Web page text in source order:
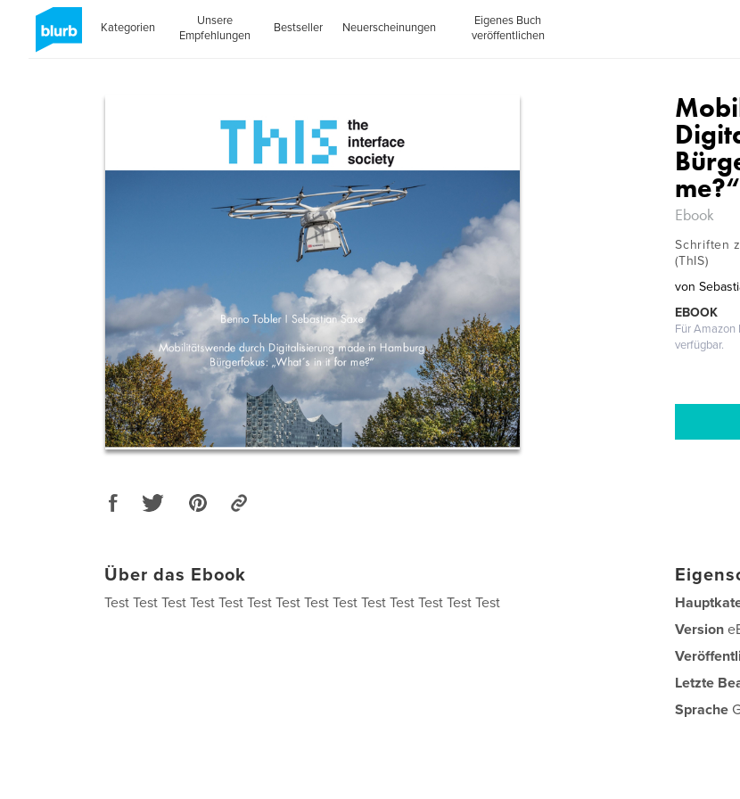
Kategorien
Unsere
Empfehlungen
Bestseller Neuerscheinungen
Eigenes Buch
veröffentlichen
me?“
Ebook
Schriften
(ThIS)
von
EBOOK
Für Amazon
verfügbar.
Über das Ebook
Test Test Test Test Test Test Test Test Test Test Test Test Test Test
Version
Letzte
Sprache